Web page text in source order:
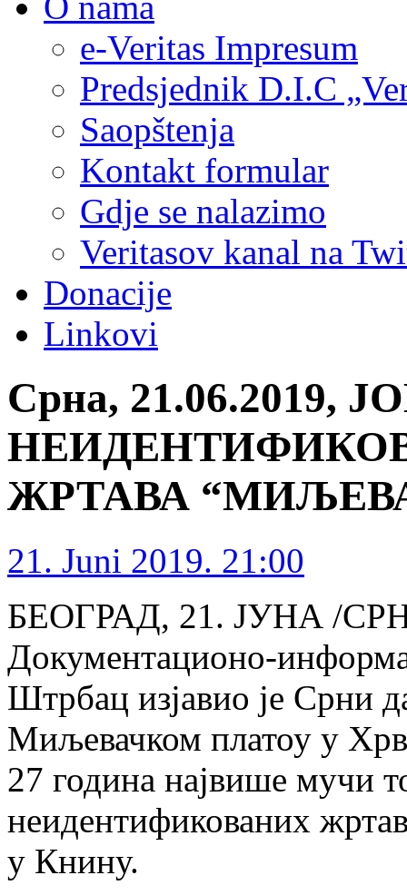
e-Veritas Impresum
Predsjednik D.I.C
Saopštenja
Kontakt formular
Gdje se nalazimo
Veritasov kanal na
Donacije
Linkovi
Срна, 21.06.2019,
ЖРТАВА
21. Juni 2019. 21:00
БЕОГРАД, 21. ЈУНА /
Документационо-
Штрбац изјавио је Срни
Миљевачком платоу у
27 година највише мучи
неидентификованих
у Книну.